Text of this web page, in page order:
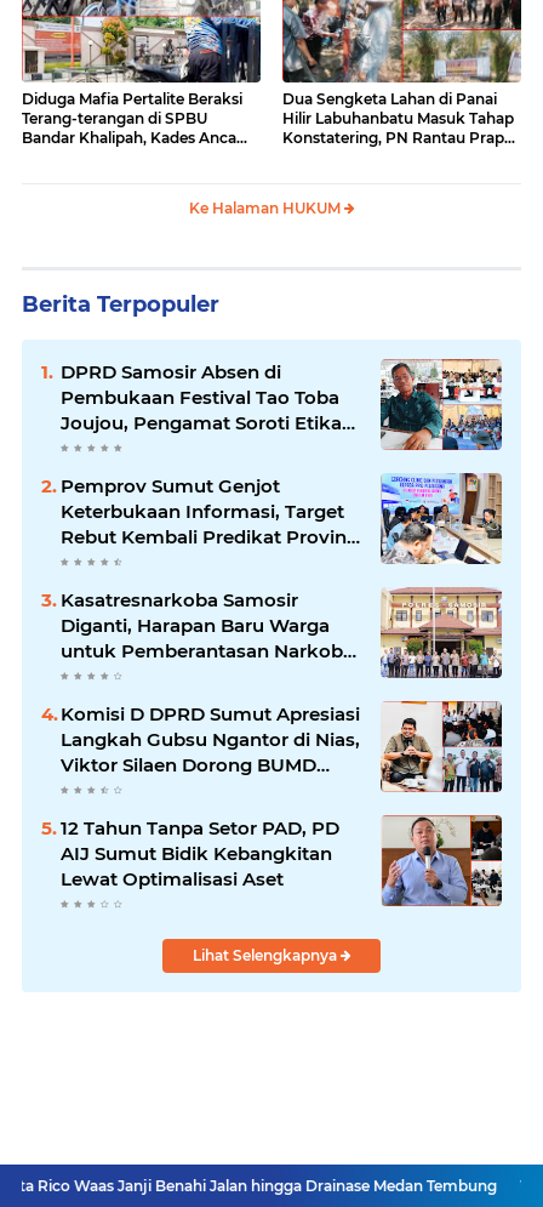
Diduga Mafia Pertalite Beraksi
Terang-terangan di SPBU
Bandar Khalipah, Kades Ancam
Dua Sengketa Lahan di Panai
Hilir Labuhanbatu Masuk Tahap
Konstatering, PN Rantau Prapat
Ke Halaman HUKUM
Berita Terpopuler
DPRD Samosir Absen di
Pembukaan Festival Tao Toba
Joujou, Pengamat Soroti Etika
Birokrasi Pemkab
Pemprov Sumut Genjot
Keterbukaan Informasi, Target
Rebut Kembali Predikat Provinsi
Informatif
Kasatresnarkoba Samosir
Diganti, Harapan Baru Warga
untuk Pemberantasan Narkoba
Menguat
Komisi D DPRD Sumut Apresiasi
Langkah Gubsu Ngantor di Nias,
Viktor Silaen Dorong BUMD
Kelola Rumput Laut
12 Tahun Tanpa Setor PAD, PD
AIJ Sumut Bidik Kebangkitan
Lewat Optimalisasi Aset
Lihat Selengkapnya
Benahi Jalan hingga Drainase Medan Tembung Wakil Presiden